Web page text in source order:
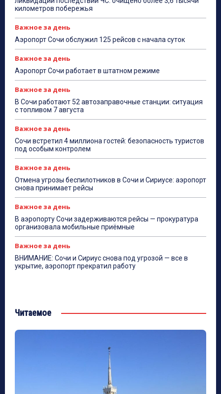
километров побережья
Важное за день
Аэропорт Сочи обслужил 125 рейсов с начала суток
Важное за день
Аэропорт Сочи работает в штатном режиме
Важное за день
В Сочи работают 52 автозаправочные станции: ситуация
с топливом 7 августа
Важное за день
Сочи встретил 4 миллиона гостей: безопасность туристов
под особым контролем
Важное за день
Отмена угрозы беспилотников в Сочи и Сириусе: аэропорт
снова принимает рейсы
Важное за день
В аэропорту Сочи задерживаются рейсы — прокуратура
организовала мобильные приёмные
Важное за день
ВНИМАНИЕ: Сочи и Сириус снова под угрозой — все в
укрытие, аэропорт прекратил работу
Читаемое